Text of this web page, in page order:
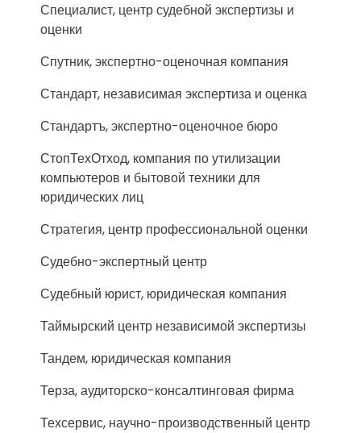
Специалист, центр судебной экспертизы и
оценки
Спутник, экспертно-оценочная компания
Стандарт, независимая экспертиза и оценка
Стандартъ, экспертно-оценочное бюро
СтопТехОтход, компания по утилизации
компьютеров и бытовой техники для
юридических лиц
Стратегия, центр профессиональной оценки
Судебно-экспертный центр
Судебный юрист, юридическая компания
Таймырский центр независимой экспертизы
Тандем, юридическая компания
Терза, аудиторско-консалтинговая фирма
Техсервис, научно-производственный центр